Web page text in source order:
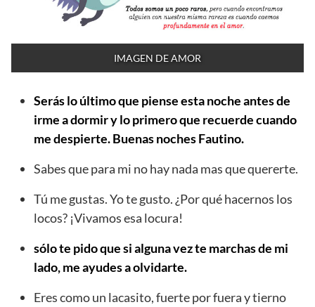
IMAGEN DE AMOR
Serás lo último que piense esta noche antes de
irme a dormir y lo primero que recuerde cuando
me despierte. Buenas noches Fautino.
Sabes que para mi no hay nada mas que quererte.
Tú me gustas. Yo te gusto. ¿Por qué hacernos los
locos? ¡Vivamos esa locura!
sólo te pido que si alguna vez te marchas de mi
lado, me ayudes a olvidarte.
Eres como un lacasito, fuerte por fuera y tierno